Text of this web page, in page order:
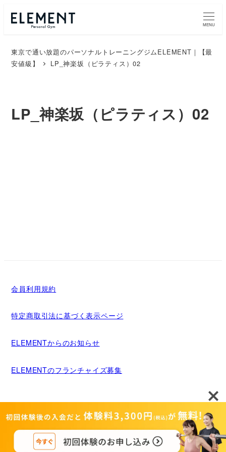
MENU
東京で通い放題のパーソナルトレーニングジムELEMENT｜【最
安値級】
LP_神楽坂（ピラティス）02
LP_神楽坂（ピラティス）02
会員利用規約
特定商取引法に基づく表示ページ
ELEMENTからのお知らせ
ELEMENTのフランチャイズ募集
メディア掲載について 運営者情報
Copyright©MIGRIDS INC. ALL rights reserved.